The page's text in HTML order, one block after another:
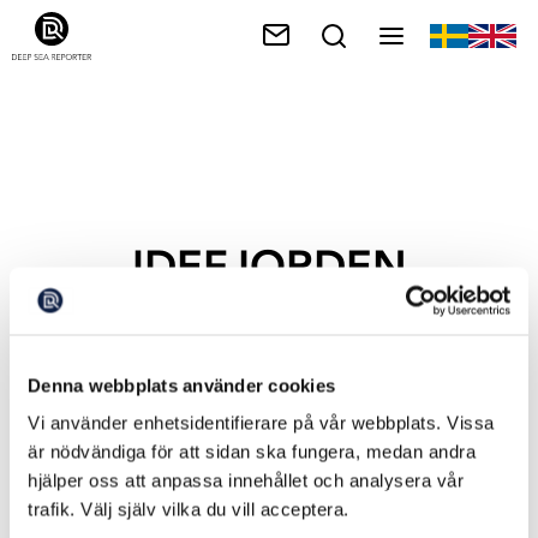
Denna webbplats använder cookies
Vi använder enhetsidentifierare på vår webbplats. Vissa
är nödvändiga för att sidan ska fungera, medan andra
hjälper oss att anpassa innehållet och analysera vår
trafik. Välj själv vilka du vill acceptera.
IDEFJORDEN